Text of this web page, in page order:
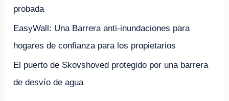
probada
EasyWall: Una Barrera anti-inundaciones para
hogares de confianza para los propietarios
El puerto de Skovshoved protegido por una barrera
de desvío de agua